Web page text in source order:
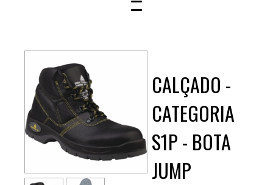
CALÇADO -
CATEGORIA
S1P - BOTA
JUMP